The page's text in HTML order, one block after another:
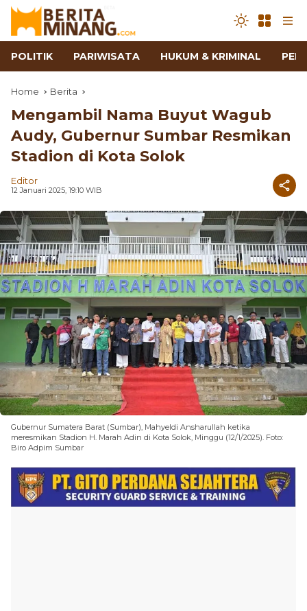
POLITIK PARIWISATA HUKUM & KRIMINAL
Home Berita
Mengambil Nama Buyut Wagub
Audy, Gubernur Sumbar Resmikan
Stadion di Kota Solok
Editor
12 Januari 2025, 19:10 WIB
Gubernur Sumatera Barat (Sumbar), Mahyeldi Ansharullah ketika
meresmikan Stadion H. Marah Adin di Kota Solok, Minggu (12/1/2025). Foto:
Biro Adpim Sumbar